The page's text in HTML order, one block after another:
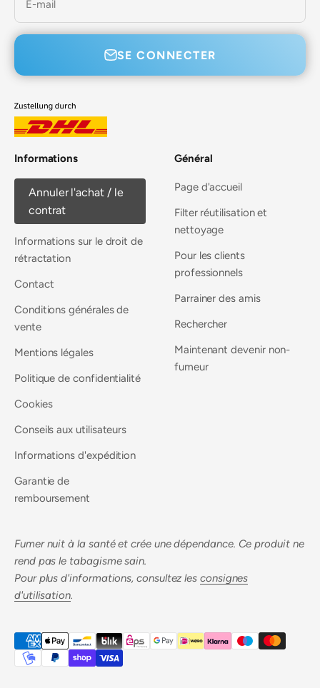
E-mail
SE CONNECTER
Informations
Annuler l'achat / le
contrat
Informations sur le droit de
rétractation
Contact
Conditions générales de
vente
Mentions légales
Politique de confidentialité
Cookies
Conseils aux utilisateurs
Informations d'expédition
Garantie de
remboursement
Général
Page d'accueil
Filter réutilisation et
nettoyage
Pour les clients
professionnels
Parrainer des amis
Rechercher
Maintenant devenir non-
fumeur
Fumer nuit à la santé et crée une dépendance. Ce produit ne
rend pas le tabagisme sain.
Pour plus d'informations, consultez lesconsignes
d'utilisation.